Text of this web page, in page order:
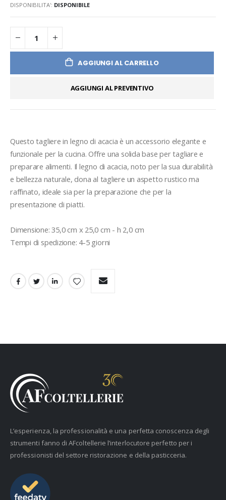
DISPONIBILITA': DISPONIBILE
AGGIUNGI AL CARRELLO
AGGIUNGI AL PREVENTIVO
Questo tagliere in legno di acacia è un accessorio elegante e
funzionale per la cucina. Offre una solida base per tagliare e
preparare alimenti. Il legno di acacia, noto per la sua durabilità
e bellezza naturale, dona al tagliere un aspetto rustico ma
raffinato, ideale sia per la preparazione che per la
presentazione di piatti.
Dimensione: 35,0 cm x 25,0 cm - h 2,0 cm
Tempi di spedizione: 4-5 giorni
L’esperienza, la professionalità e una perfetta conoscenza degli
strumenti fanno di AFcoltellerie l’interlocutore perfetto per i
professionisti del settore ristorazione e della pasticceria.